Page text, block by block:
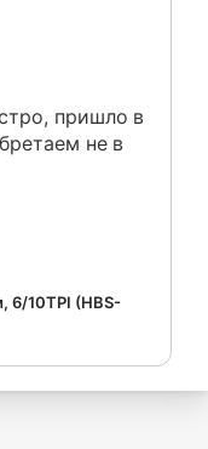
пришло в
не в
6/10TPI (HBS-